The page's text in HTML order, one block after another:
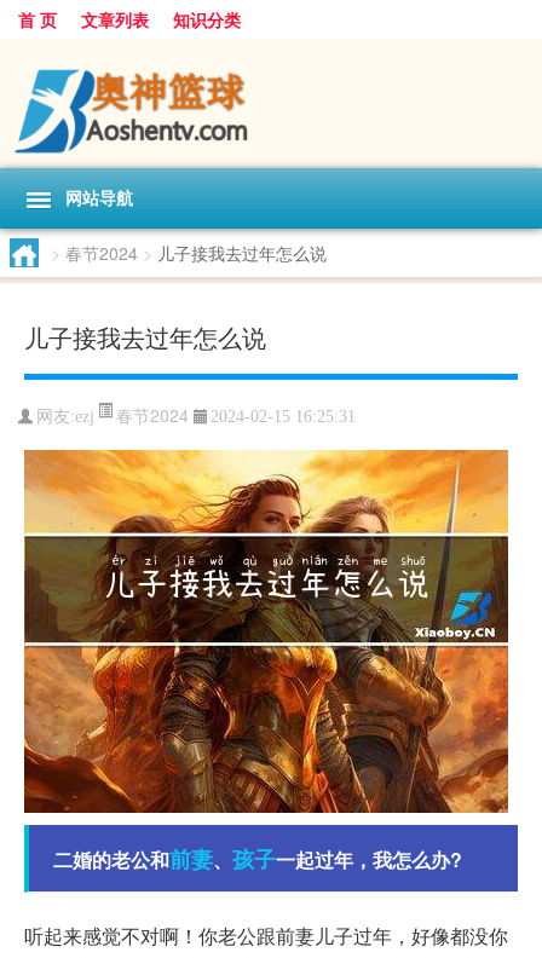
首 页 文章列表 知识分类
网站导航
> 春节2024 > 儿子接我去过年怎么说
儿子接我去过年怎么说
网友:ezj 春节2024 2024-02-15 16:25:31
二婚的老公和前妻、 孩子一起过年，我怎么办?
听起来感觉不对啊！你老公跟前妻儿子过年，好像都没你